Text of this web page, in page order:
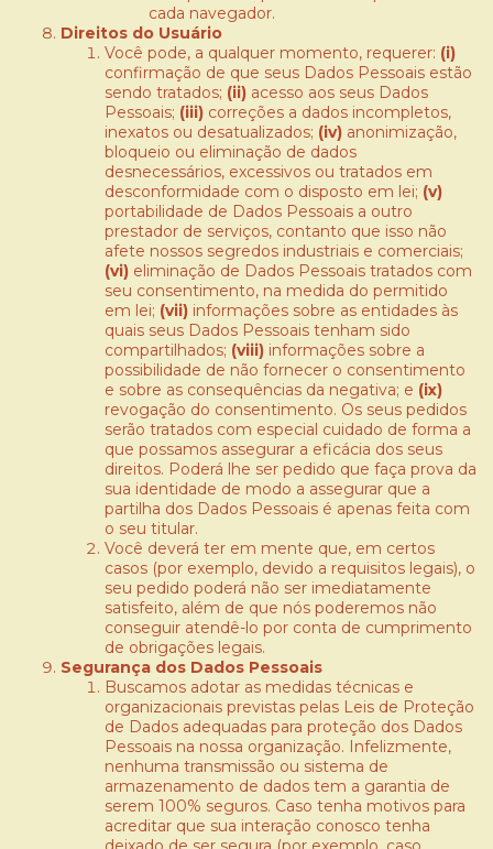
cada navegador.
Direitos do Usuário
Você pode, a qualquer momento, requerer: (i)
confirmação de que seus Dados Pessoais estão
sendo tratados; (ii) acesso aos seus Dados
Pessoais; (iii) correções a dados incompletos,
inexatos ou desatualizados; (iv) anonimização,
bloqueio ou eliminação de dados
desnecessários, excessivos ou tratados em
desconformidade com o disposto em lei; (v)
portabilidade de Dados Pessoais a outro
prestador de serviços, contanto que isso não
afete nossos segredos industriais e comerciais;
(vi) eliminação de Dados Pessoais tratados com
seu consentimento, na medida do permitido
em lei; (vii) informações sobre as entidades às
quais seus Dados Pessoais tenham sido
compartilhados; (viii) informações sobre a
possibilidade de não fornecer o consentimento
e sobre as consequências da negativa; e (ix)
revogação do consentimento. Os seus pedidos
serão tratados com especial cuidado de forma a
que possamos assegurar a eficácia dos seus
direitos. Poderá lhe ser pedido que faça prova da
sua identidade de modo a assegurar que a
partilha dos Dados Pessoais é apenas feita com
o seu titular.
Você deverá ter em mente que, em certos
casos (por exemplo, devido a requisitos legais), o
seu pedido poderá não ser imediatamente
satisfeito, além de que nós poderemos não
conseguir atendê-lo por conta de cumprimento
de obrigações legais.
Segurança dos Dados Pessoais
Buscamos adotar as medidas técnicas e
organizacionais previstas pelas Leis de Proteção
de Dados adequadas para proteção dos Dados
Pessoais na nossa organização. Infelizmente,
nenhuma transmissão ou sistema de
armazenamento de dados tem a garantia de
serem 100% seguros. Caso tenha motivos para
acreditar que sua interação conosco tenha